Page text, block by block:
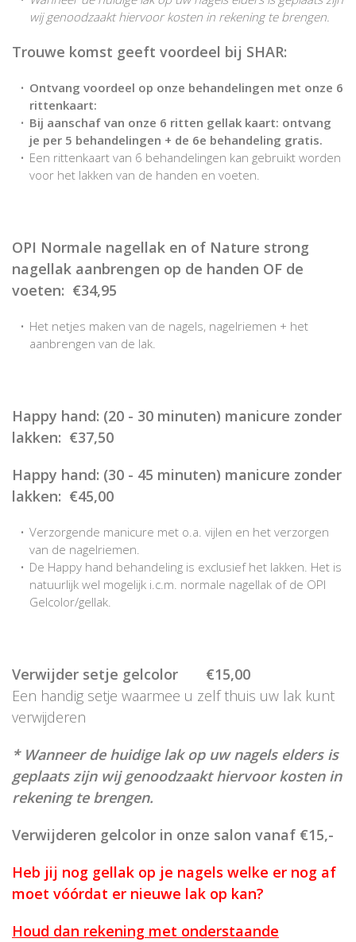
wij genoodzaakt hiervoor kosten in rekening te brengen.
Trouwe komst geeft voordeel bij SHAR:
Ontvang voordeel op onze behandelingen met onze 6
rittenkaart:
Bij aanschaf van onze 6 ritten gellak kaart: ontvang
je per 5 behandelingen + de 6e behandeling gratis.
Een rittenkaart van 6 behandelingen kan gebruikt worden
voor het lakken van de handen en voeten.
OPI Normale nagellak en of Nature strong
nagellak aanbrengen op de handen OF de
voeten: €34,95
Het netjes maken van de nagels, nagelriemen + het
aanbrengen van de lak.
Happy hand: (20 - 30 minuten) manicure zonder
lakken: €37,50
Happy hand: (30 - 45 minuten) manicure zonder
lakken: €45,00
Verzorgende manicure met o.a. vijlen en het verzorgen
van de nagelriemen.
De Happy hand behandeling is exclusief het lakken. Het is
natuurlijk wel mogelijk i.c.m. normale nagellak of de OPI
Gelcolor/gellak.
Verwijder setje gelcolor €15,00
Een handig setje waarmee u zelf thuis uw lak kunt
verwijderen
* Wanneer de huidige lak op uw nagels elders is
geplaats zijn wij genoodzaakt hiervoor kosten in
rekening te brengen.
Verwijderen gelcolor in onze salon vanaf €15,-
Heb jij nog gellak op je nagels welke er nog af
moet vóórdat er nieuwe lak op kan?
Houd dan rekening met onderstaande